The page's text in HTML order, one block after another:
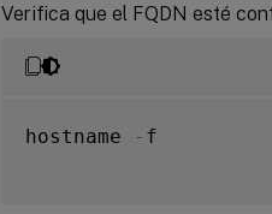
Verifica que el FQDN esté
hostname - f